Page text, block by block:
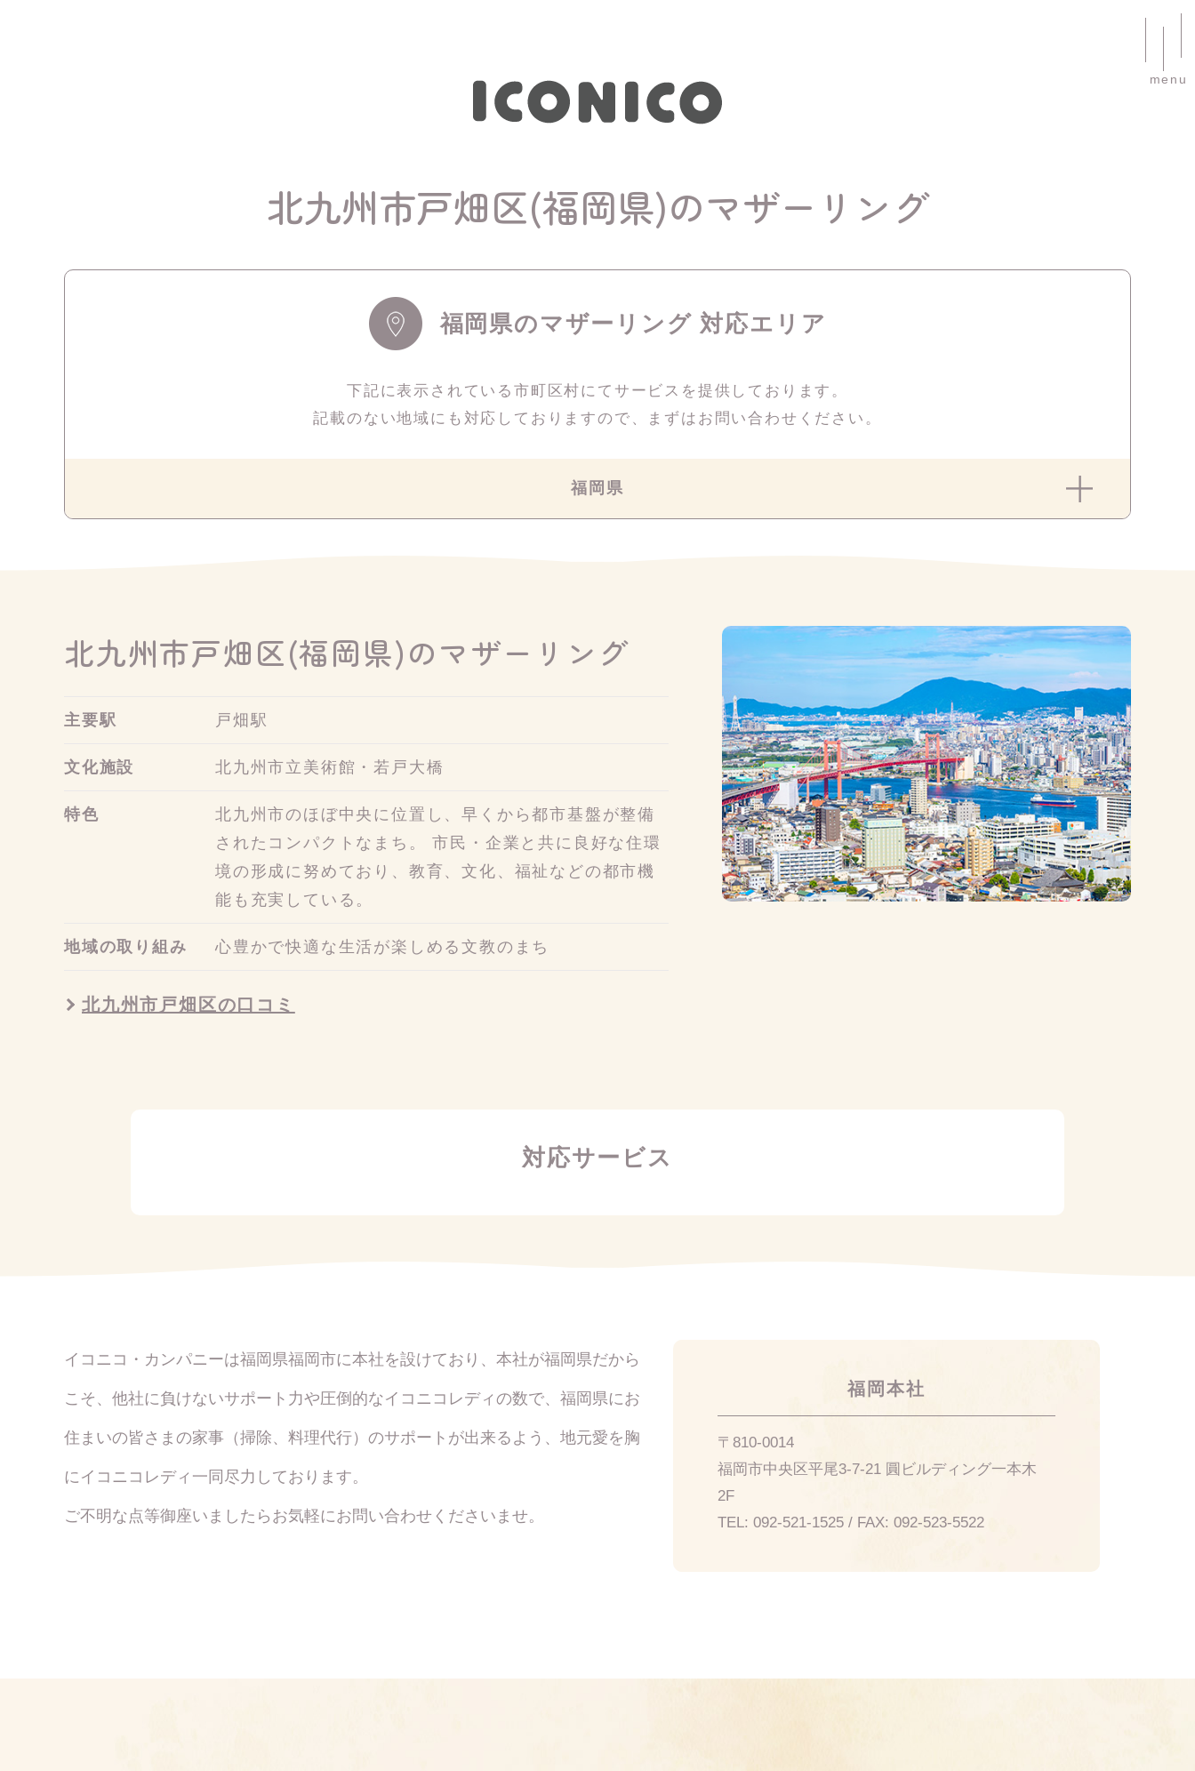
menu
北九州市戸畑区(福岡県)のマザーリング
福岡県のマザーリング 対応エリア
下記に表示されている市町区村にてサービスを 提供しております。
記載のない地域にも対応しておりますので、
まずはお問い合わせください。
福岡県
北九州市戸畑区(福岡県)のマザーリング
主要駅 戸畑駅
文化施設 北九州市立美術館・若戸大橋
特色
北九州市のほぼ中央に位置し、早くから都市基盤が整備
されたコンパクトなまち。 市民・企業と共に良好な住環
境の形成に努めており、教育、文化、福祉などの都市機
能も充実している。
地域の取り組み 心豊かで快適な生活が楽しめる文教のまち
北九州市戸畑区の口コミ
対応サービス
イコニコ・カンパニーは福岡県福岡市に本社を設けており、本社が福岡県だから
こそ、他社に負けないサポート力や圧倒的なイコニコレディの数で、福岡県にお
住まいの皆さまの家事（掃除、料理代行）のサポートが出来るよう、地元愛を胸
にイコニコレディ一同尽力しております。
ご不明な点等御座いましたらお気軽にお問い合わせくださいませ。
福岡本社
〒810-0014
福岡市中央区平尾3-7-21 圓ビルディング一本木
2F
TEL: 092-521-1525 / FAX: 092-523-5522